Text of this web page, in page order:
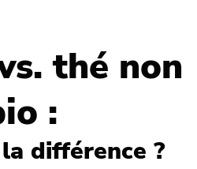
thé non
:
différence ?